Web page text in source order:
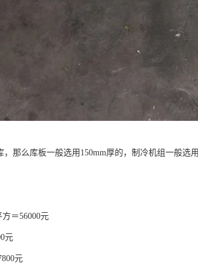
，那么库板一般选用150mm厚的，制冷机组一般选
＝56000元
元
元